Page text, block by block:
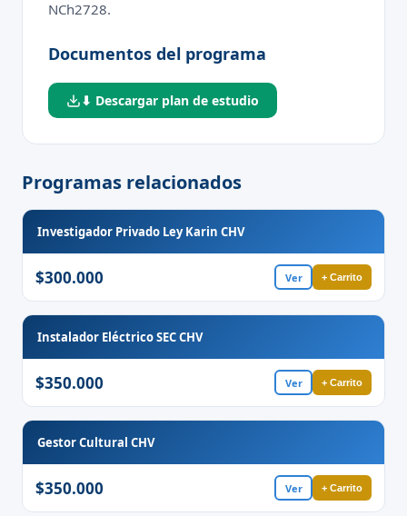
NCh2728.
Documentos del programa
⬇ Descargar plan de estudio
Programas relacionados
Investigador Privado Ley Karin CHV
$300.000 Ver + Carrito
Instalador Eléctrico SEC CHV
$350.000 Ver + Carrito
Gestor Cultural CHV
$350.000 Ver + Carrito